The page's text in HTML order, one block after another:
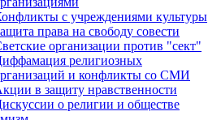
с учреждениями культуры
права на свободу совести
организации против "сект"
религиозных
и конфликты со СМИ
в защиту нравственности
о религии и обществе